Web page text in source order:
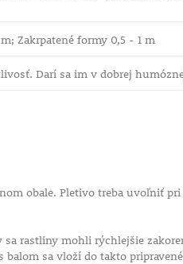
Zakrpatené formy 0,5 - 1 m
Darí sa im v dobrej
obale. Pletivo treba uvoľniť
rastliny mohli rýchlejšie
sa vloží do takto